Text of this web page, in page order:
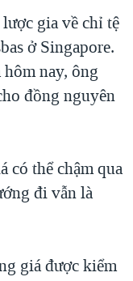
gia về chỉ tệ
ở Singapore.
nay, ông
đồng nguyên
có thể chậm qua
đi vẫn là
giá được kiểm